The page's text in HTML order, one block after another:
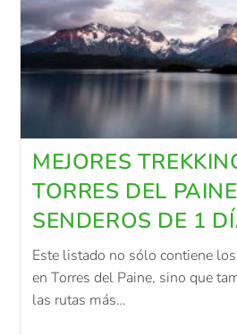
MEJORES
TORRES DEL
SENDEROS DE 1
Este listado no sólo contiene
en Torres del Paine, sino que
las rutas más…